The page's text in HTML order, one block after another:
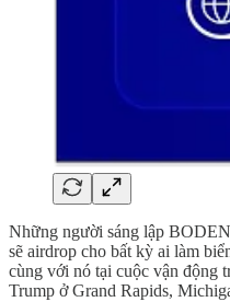
Những người sáng lập
sẽ airdrop cho bất kỳ ai làm
cùng với nó tại cuộc vận động
Trump ở Grand Rapids,